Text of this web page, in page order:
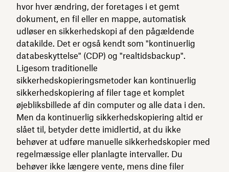
hvor hver ændring, der foretages i et gemt
dokument, en fil eller en mappe, automatisk
udløser en sikkerhedskopi af den pågældende
datakilde. Det er også kendt som "kontinuerlig
databeskyttelse" (CDP) og "realtidsbackup".
Ligesom traditionelle
sikkerhedskopieringsmetoder kan kontinuerlig
sikkerhedskopiering af filer tage et komplet
øjebliksbillede af din computer og alle data i den.
Men da kontinuerlig sikkerhedskopiering altid er
slået til, betyder dette imidlertid, at du ikke
behøver at udføre manuelle sikkerhedskopier med
regelmæssige eller planlagte intervaller. Du
behøver ikke længere vente, mens dine filer